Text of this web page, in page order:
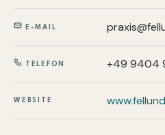
E-MAIL
TELEFON +49 9404
WEBSITE